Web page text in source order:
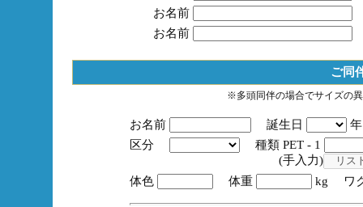
お名前
お名前
ご同
※多頭同伴の場合でサイズの
お名前 誕生日
区分
種類 PET - 1
(手入力)
体色
体重 kg ワ